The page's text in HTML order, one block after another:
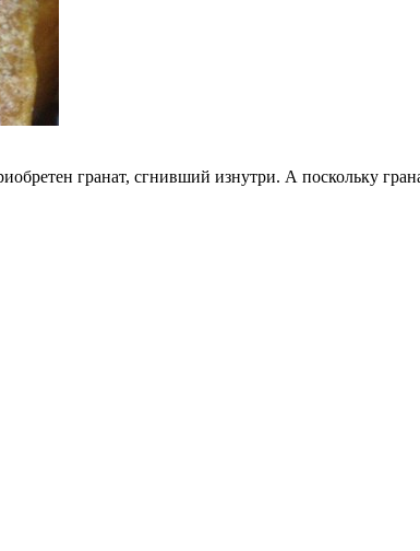
гранат, сгнивший изнутри. А поскольку